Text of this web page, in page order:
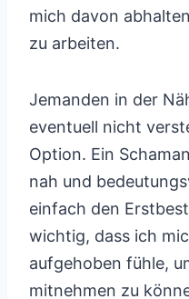
mich davon
zu arbeiten.
Jemanden in der
eventuell nicht
Option. Ein
nah und
einfach den
wichtig, dass ich
aufgehoben fühle,
mitnehmen zu